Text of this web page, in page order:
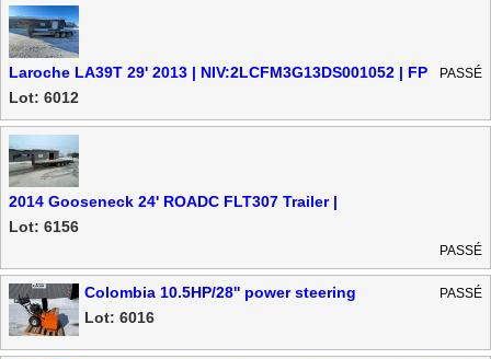
Laroche LA39T 29' 2013 | NIV:2LCFM3G13DS001052 | FP
Lot: 6012
PASSÉ
2014 Gooseneck 24' ROADC FLT307 Trailer |
NIV:46UFU2433D1148933 | FP
Lot: 6156
PASSÉ
Colombia 10.5HP/28'' power steering
Lot: 6016
PASSÉ